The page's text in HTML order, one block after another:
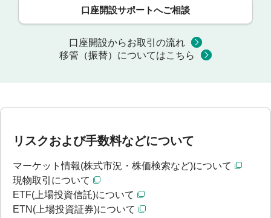
口座開設サポートへご相談
口座開設からお取引の流れ
移管（振替）についてはこちら
リスクおよび手数料などについて
マーケット情報(株式市況・株価検索など)について
現物取引について
ETF(上場投資信託)について
ETN(上場投資証券)について